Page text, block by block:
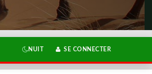
NUIT SE CONNECTER